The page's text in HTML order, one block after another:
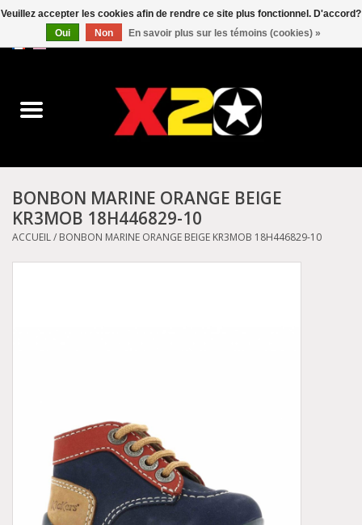
0 Articles - C$0.00
Converse
Kickers
Birkenstock
Autres marques
BONBON MARINE ORANGE BEIGE
KR3MOB 18H446829-10
ACCUEIL/ BONBON MARINE ORANGE BEIGE KR3MOB 18H446829-10
Veuillez accepter les cookies afin de rendre ce site plus fonctionnel. D'accord?
Oui
Non En savoir plus sur les témoins (cookies) »